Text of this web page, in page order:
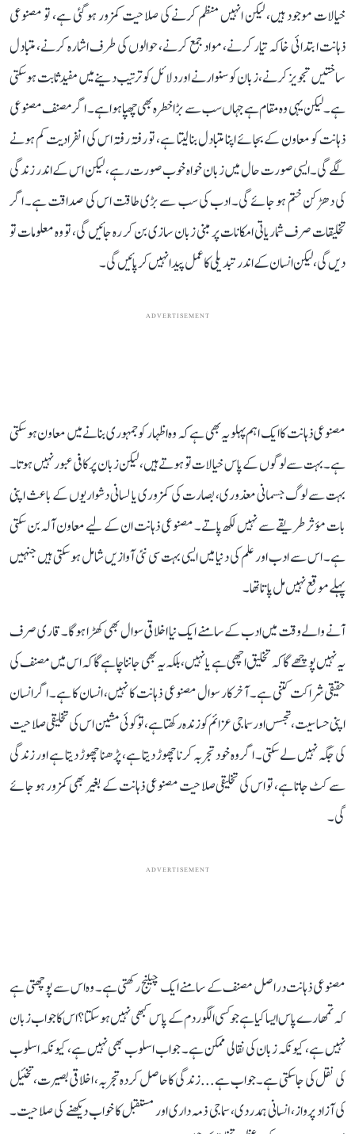
خیالات موجود ہیں، لیکن انہیں منظم کرنے کی صلاحیت کمزور ہو گئی ہے، تو مصنوعی
ذہانت ابتدائی خاکہ تیار کرنے، مواد جمع کرنے، حوالوں کی طرف اشارہ کرنے، متبادل
ساختیں تجویز کرنے، زبان کو سنوارنے اور دلائل کو ترتیب دینے میں مفید ثابت ہو سکتی
ہے۔ لیکن یہی وہ مقام ہے جہاں سب سے بڑا خطرہ بھی چھپا ہوا ہے۔ اگر مصنف مصنوعی
ذہانت کو معاون کے بجائے اپنا متبادل بنا لیتا ہے، تو رفتہ رفتہ اس کی انفرادیت کم ہونے
لگے گی۔ ایسی صورت حال میں زبان خواہ خوب صورت رہے، لیکن اس کے اندر زندگی
کی دھڑکن ختم ہو جائے گی۔ ادب کی سب سے بڑی طاقت اس کی صداقت ہے۔ اگر
تخلیقات صرف شماریاتی امکانات پر مبنی زبان سازی بن کر رہ جائیں گی، تو وہ معلومات تو
دیں گی، لیکن انسان کے اندر تبدیلی کا عمل پیدا نہیں کر پائیں گی۔
ADVERTISEMENT
مصنوعی ذہانت کا ایک اہم پہلو یہ بھی ہے کہ وہ اظہار کو جمہوری بنانے میں معاون ہو سکتی
ہے۔ بہت سے لوگوں کے پاس خیالات تو ہوتے ہیں، لیکن زبان پر کافی عبور نہیں ہوتا۔
بہت سے لوگ جسمانی معذوری، بصارت کی کمزوری یا لسانی دشواریوں کے باعث اپنی
بات مؤثر طریقے سے نہیں لکھ پاتے۔ مصنوعی ذہانت ان کے لیے معاون آلہ بن سکتی
ہے۔ اس سے ادب اور علم کی دنیا میں ایسی بہت سی نئی آوازیں شامل ہو سکتی ہیں جنہیں
پہلے موقع نہیں مل پاتا تھا۔
آنے والے وقت میں ادب کے سامنے ایک نیا اخلاقی سوال بھی کھڑا ہوگا۔ قاری صرف
یہ نہیں پوچھے گا کہ تخلیق اچھی ہے یا نہیں، بلکہ یہ بھی جاننا چاہے گا کہ اس میں مصنف کی
حقیقی شراکت کتنی ہے۔ آخرکار سوال مصنوعی ذہانت کا نہیں، انسان کا ہے۔ اگر انسان
اپنی حساسیت، تجسس اور سماجی عزائم کو زندہ رکھتا ہے، تو کوئی مشین اس کی تخلیقی صلاحیت
کی جگہ نہیں لے سکتی۔ اگر وہ خود تجربہ کرنا چھوڑ دیتا ہے، پڑھنا چھوڑ دیتا ہے اور زندگی
سے کٹ جاتا ہے، تو اس کی تخلیقی صلاحیت مصنوعی ذہانت کے بغیر بھی کمزور ہو جائے
گی۔
ADVERTISEMENT
مصنوعی ذہانت دراصل مصنف کے سامنے ایک چیلنج رکھتی ہے۔ وہ اس سے پوچھتی ہے
کہ تمھارے پاس ایسا کیا ہے جو کسی الگوردم کے پاس کبھی نہیں ہو سکتا؟ اس کا جواب زبان
نہیں ہے، کیونکہ زبان کی نقالی ممکن ہے۔ جواب اسلوب بھی نہیں ہے، کیونکہ اسلوب
کی نقل کی جا سکتی ہے۔ جواب ہے... زندگی کا حاصل کردہ تجربہ، اخلاقی بصیرت، تخئیل
کی آزاد پرواز، انسانی ہمدردی، سماجی ذمہ داری اور مستقبل کا خواب دیکھنے کی صلاحیت۔